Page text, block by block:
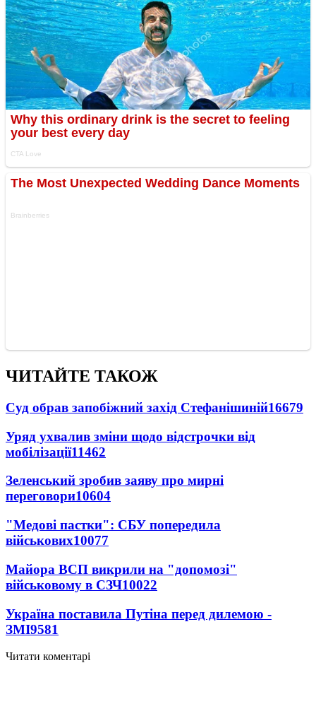
ЧИТАЙТЕ ТАКОЖ
Суд обрав запобіжний захід Стефанішиній16679
Уряд ухвалив зміни щодо відстрочки від
мобілізації11462
Зеленський зробив заяву про мирні
переговори10604
"Медові пастки": СБУ попередила
військових10077
Майора ВСП викрили на "допомозі"
військовому в СЗЧ10022
Україна поставила Путіна перед дилемою -
ЗМІ9581
Читати коментарі